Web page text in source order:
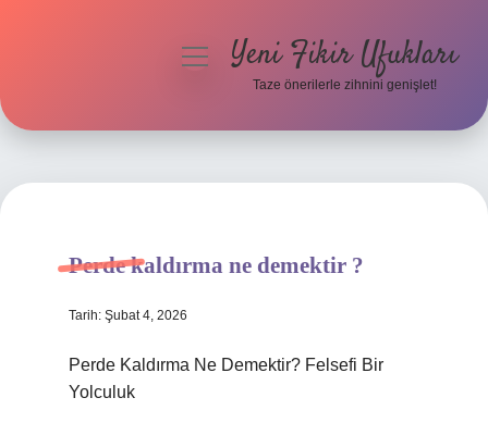
Hakkımızda
menüyüYeni Fikir Ufukları
Taze önerilerle zihnini genişlet!
Perde kaldırma ne demektir ?
Tarih: Şubat 4, 2026
Perde Kaldırma Ne Demektir? Felsefi Bir
Yolculuk